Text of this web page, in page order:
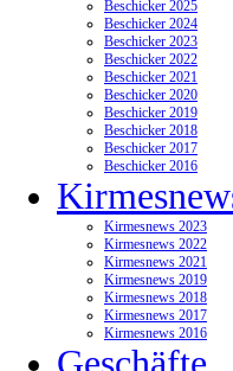
Beschicker 2025
Beschicker 2024
Beschicker 2023
Beschicker 2022
Beschicker 2021
Beschicker 2020
Beschicker 2019
Beschicker 2018
Beschicker 2017
Beschicker 2016
Kirmesnews 2023
Kirmesnews 2022
Kirmesnews 2021
Kirmesnews 2019
Kirmesnews 2018
Kirmesnews 2017
Kirmesnews 2016